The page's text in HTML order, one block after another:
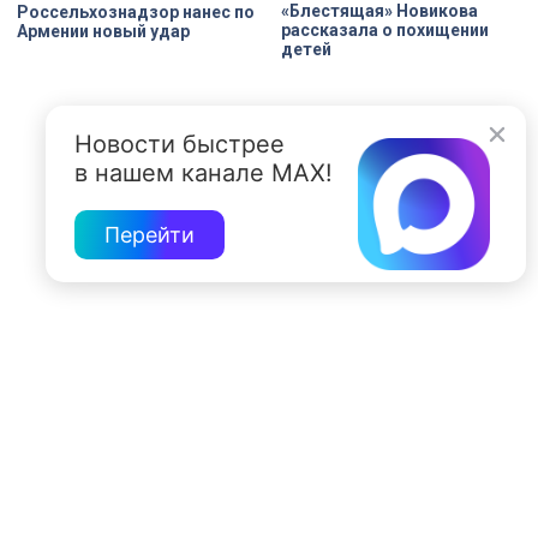
Россельхознадзор нанес по
Армении новый удар
«Блестящая» Новикова
рассказала о похищении
детей
Новости быстрее
в нашем канале MAX!
Перейти